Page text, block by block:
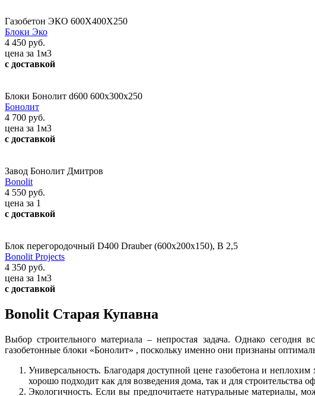
Газобетон ЭКО 600Х400Х250
Блоки Эко
4 450 руб.
цена за 1м3
с доставкой
Блоки Бонолит d600 600х300х250
Бонолит
4 700 руб.
цена за 1м3
с доставкой
Завод Бонолит Дмитров
Bonolit
4 550 руб.
цена за 1
с доставкой
Блок перегородочный D400 Drauber (600х200х150), В 2,5
Bonolit Projects
4 350 руб.
цена за 1м3
с доставкой
Bonolit Старая Купавна
Выбор строительного материала – непростая задача. Однако сегодня
газобетонные блоки «Бонолит» , поскольку именно они признаны
Универсальность. Благодаря доступной цене газобетона и
хорошо подходит как для возведения дома, так и для строительства
Экологичность. Если вы предпочитаете натуральные материалы,